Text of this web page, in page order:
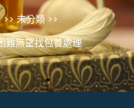
>> 未分類 >>
難無望找包養處理